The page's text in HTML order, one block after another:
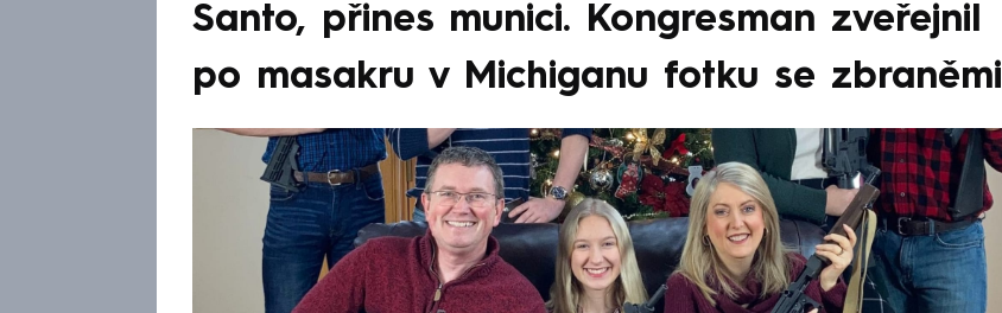
Santo, přines munici. Kongresman zveřejnil
po masakru v Michiganu fotku se zbraněmi